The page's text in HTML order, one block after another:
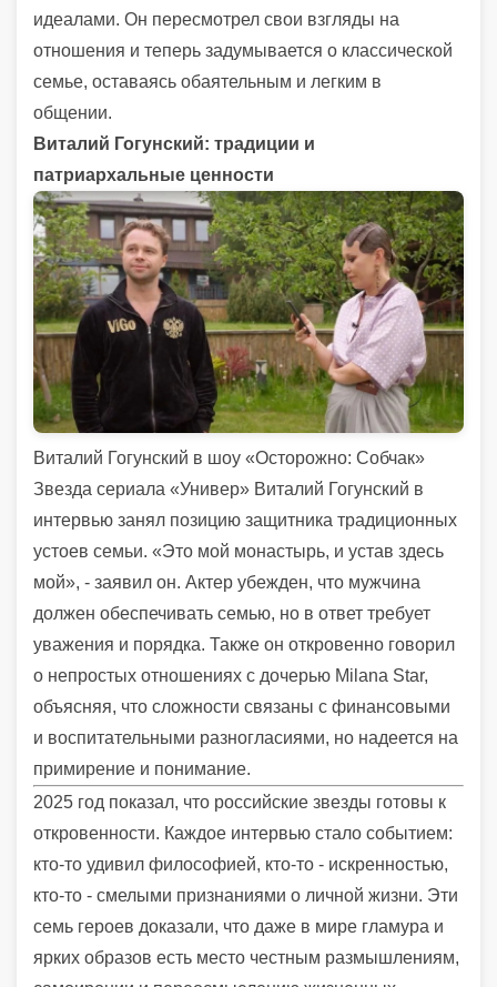
идеалами. Он пересмотрел свои взгляды на
отношения и теперь задумывается о классической
семье, оставаясь обаятельным и легким в
общении.
Виталий Гогунский: традиции и
патриархальные ценности
Виталий Гогунский в шоу «Осторожно: Собчак»
Звезда сериала «Универ» Виталий Гогунский в
интервью занял позицию защитника традиционных
устоев семьи. «Это мой монастырь, и устав здесь
мой», - заявил он. Актер убежден, что мужчина
должен обеспечивать семью, но в ответ требует
уважения и порядка. Также он откровенно говорил
о непростых отношениях с дочерью Milana Star,
объясняя, что сложности связаны с финансовыми
и воспитательными разногласиями, но надеется на
примирение и понимание.
2025 год показал, что российские звезды готовы к
откровенности. Каждое интервью стало событием:
кто-то удивил философией, кто-то - искренностью,
кто-то - смелыми признаниями о личной жизни. Эти
семь героев доказали, что даже в мире гламура и
ярких образов есть место честным размышлениям,